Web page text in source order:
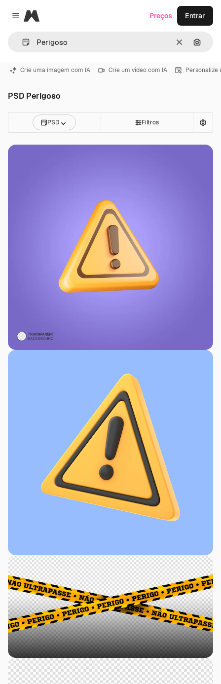
Close menu
Magnific
Limpar
Preços Entrar
Crie uma imagem com IA Crie um vídeo com IA Personalize
PSD Perigoso
PSD Filtros